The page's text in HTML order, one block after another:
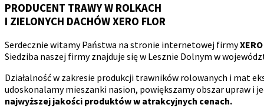
PRODUCENT TRAWY W ROLKACH
I ZIELONYCH DACHÓWXERO FLOR
Serdecznie witamy Państwa na stronie internetowej firmy
Siedziba naszej firmy znajduje się w Lesznie Dolnym w
Działalność w zakresie produkcji trawników rolowanych i mat
udoskonalamy mieszanki nasion, powiększamy obszar upraw
najwyższej jakości produktów w atrakcyjnych cenach.